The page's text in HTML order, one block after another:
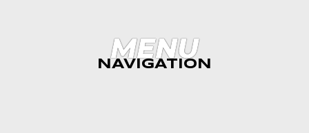
MENU
NAVIGATION